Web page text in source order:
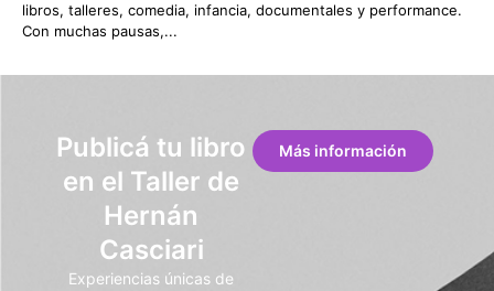
libros, talleres, comedia, infancia, documentales y performance.
Con muchas pausas,...
Publicá tu libro
en el Taller de
Hernán
Casciari
Experiencias únicas de
Más información